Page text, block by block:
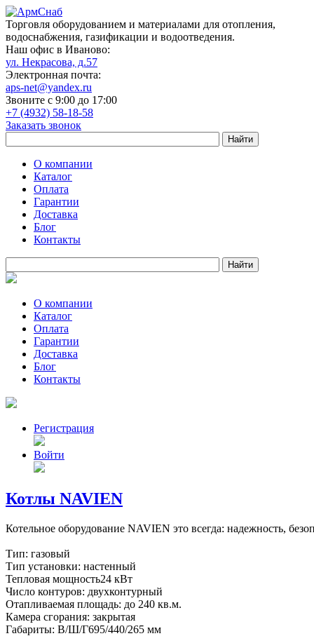
Торговля оборудованием и материалами для отопления,
водоснабжения, газификации и водоотведения.
Наш офис в Иваново:
ул. Некрасова, д.57
Электронная почта:
aps-net@yandex.ru
Звоните с 9:00 до 17:00
+7 (4932) 58-18-58
Заказать звонок
О компании
Каталог
Оплата
Гарантии
Доставка
Блог
Контакты
О компании
Каталог
Оплата
Гарантии
Доставка
Блог
Контакты
Регистрация
Войти
Котлы NAVIEN
Котельное оборудование NAVIEN это всегда: надежность,
Тип: газовый
Тип установки: настенный
Тепловая мощность24 кВт
Число контуров: двухконтурный
Отапливаемая площадь: до 240 кв.м.
Камера сгорания: закрытая
Габариты: В/Ш/Г695/440/265 мм